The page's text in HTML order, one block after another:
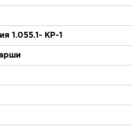
1.055.1- КР-1